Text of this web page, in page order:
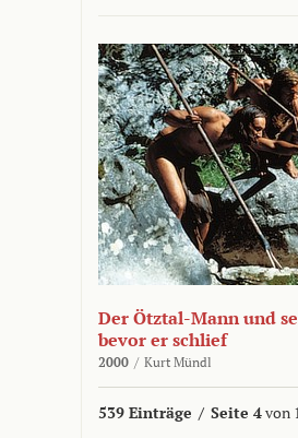
Der Ötztal-Mann und
bevor er schlief
2000 / Kurt Mündl
539 Einträge / Seite 4von